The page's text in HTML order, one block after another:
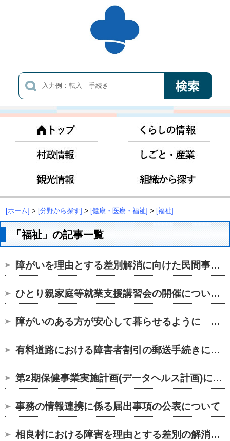
[ホーム] > [分野から探す] > [健康・医療・福祉] > [福祉]
「福祉」の記事一覧
障がいを理由とする差別解消に向けた民間事業者の理解促進につい...
ひとり親家庭等就業支援講習会の開催について(お知らせ)
障がいのある方が安心して暮らせるように ～「くらしよかよかネ...
有料道路における障害者割引の郵送手続きについて
第2期保健事業実施計画(データヘルス計画)について
事務の情報連携に係る届出事項の公表について
相良村における障害を理由とする差別の解消の推進に関する職員対...